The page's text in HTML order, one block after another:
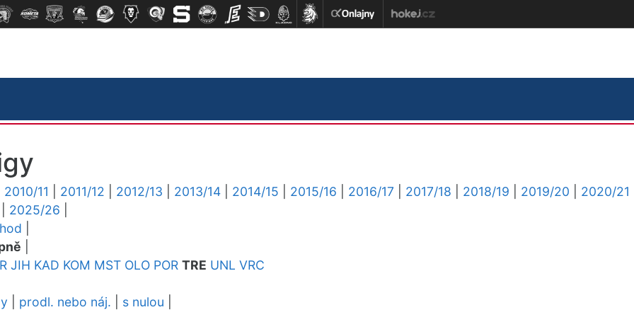
2010/11 2011/12 2012/13 2013/14 2014/15 2015/16 2016/17 2017/18 2018/19 2019/20
2020/21
2025/26
JIH KAD KOM MST OLO POR TRE UNL VRC
prodl. nebo náj. s nulou